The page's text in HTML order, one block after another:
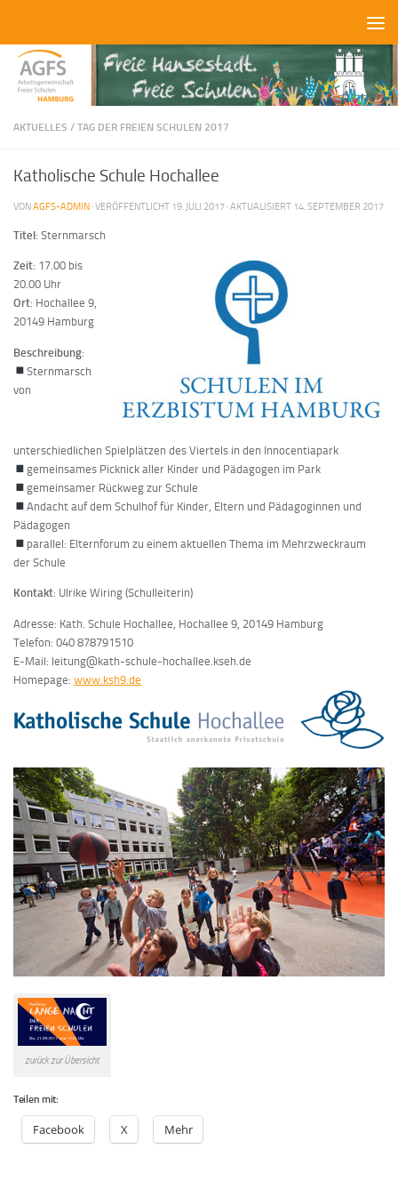
AKTUELLES / TAG DER FREIEN SCHULEN 2017
Katholische Schule Hochallee
VONAGFS-ADMIN · VERÖFFENTLICHT 19. JULI 2017 · AKTUALISIERT 14. SEPTEMBER 2017
Titel: Sternmarsch
Zeit: 17.00 bis
20.00 Uhr
Ort: Hochallee 9,
20149 Hamburg
Beschreibung:
Sternmarsch
von
unterschiedlichen Spielplätzen des Viertels in den Innocentiapark
gemeinsames Picknick aller Kinder und Pädagogen im Park
gemeinsamer Rückweg zur Schule
Andacht auf dem Schulhof für Kinder, Eltern und Pädagoginnen und
Pädagogen
parallel: Elternforum zu einem aktuellen Thema im Mehrzweckraum
der Schule
Kontakt: Ulrike Wiring (Schulleiterin)
Adresse: Kath. Schule Hochallee, Hochallee 9, 20149 Hamburg
Telefon: 040 878791510
E-Mail: leitung@kath-schule-hochallee.kseh.de
Homepage: www.ksh9.de
zurück zur Übersicht
Teilen mit:
Facebook X Mehr